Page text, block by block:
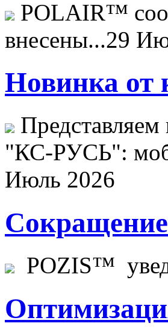
POLAIR™
внесены...29
Новинка
"КС-РУСЬ":
Июль 2026
POZIS™